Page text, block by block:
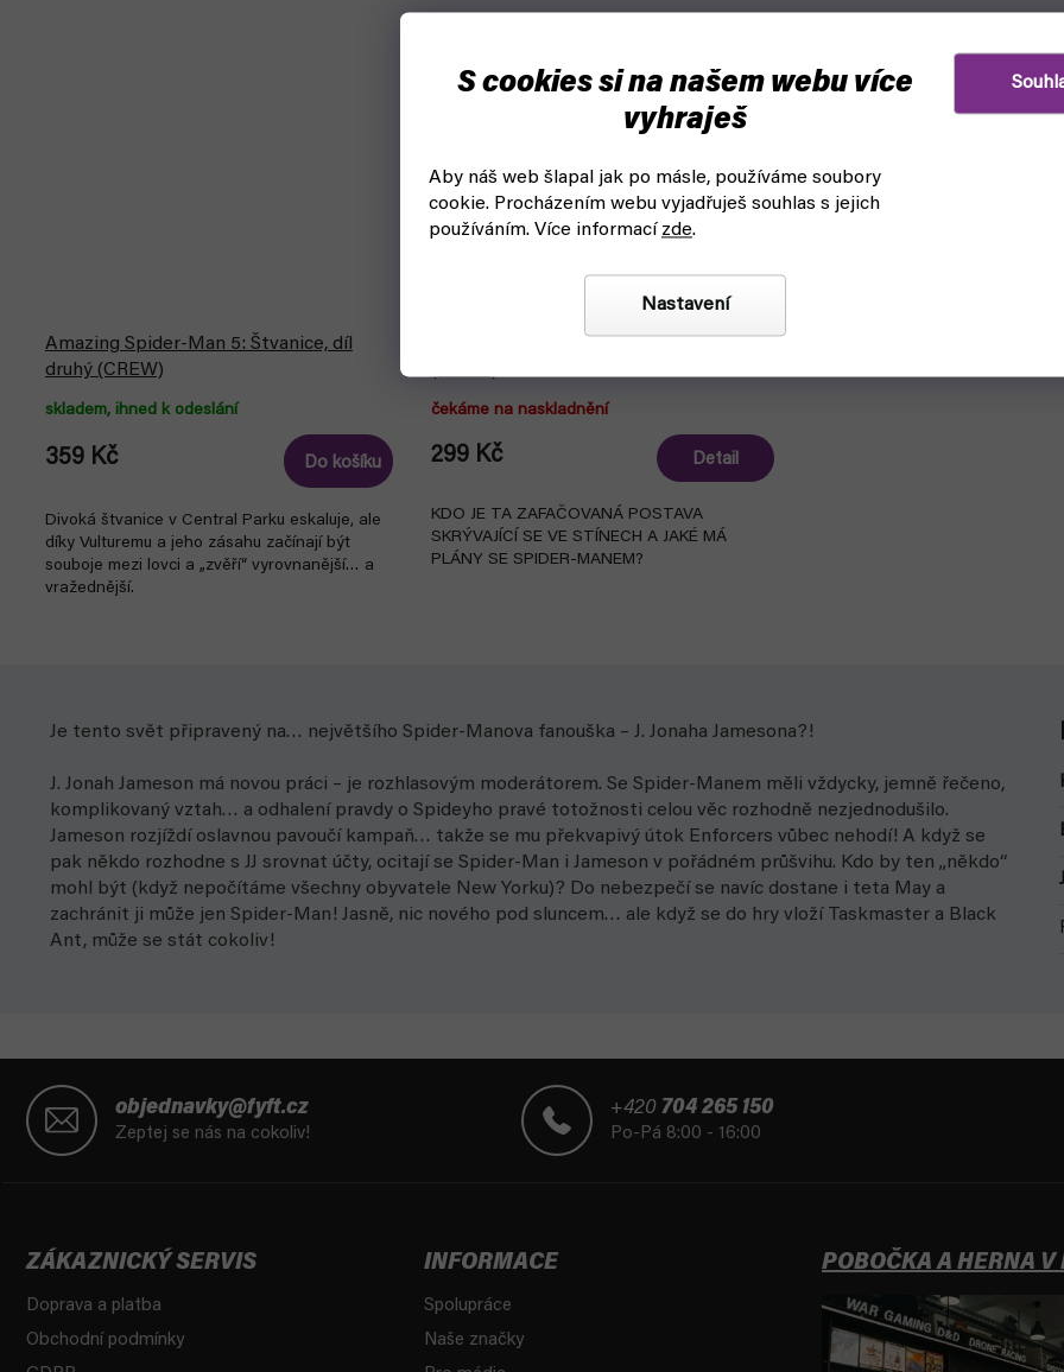
S cookies si na našem webu více
vyhraješ
Aby náš web šlapal jak po másle, používáme soubory
cookie. Procházením webu vyjadřuješ souhlas s jejich
používáním. Více informací zde.
Nastavení
Amazing Spider-Man 5: Štvanice, díl
druhý (CREW)
skladem, ihned k odeslání
359 Kč Do košíku
Divoká štvanice v Central Parku eskaluje, ale
díky Vulturemu a jeho zásahu začínají být
souboje mezi lovci a „zvěří“ vyrovnanější… a
vražednější.
čekáme na naskladnění
299 Kč Detail
KDO JE TA ZAFAČOVANÁ POSTAVA
SKRÝVAJÍCÍ SE VE STÍNECH A JAKÉ MÁ
PLÁNY SE SPIDER-MANEM?
Je tento svět připravený na… největšího Spider-Manova fanouška – J. Jonaha Jamesona?!
J. Jonah Jameson má novou práci – je rozhlasovým moderátorem. Se Spider-Manem měli vždycky, jemně řečeno,
komplikovaný vztah… a odhalení pravdy o Spideyho pravé totožnosti celou věc rozhodně nezjednodušilo.
Jameson rozjíždí oslavnou pavoučí kampaň… takže se mu překvapivý útok Enforcers vůbec nehodí! A když se
pak někdo rozhodne s JJ srovnat účty, ocitají se Spider-Man i Jameson v pořádném průšvihu. Kdo by ten „někdo“
mohl být (když nepočítáme všechny obyvatele New Yorku)? Do nebezpečí se navíc dostane i teta May a
zachránit ji může jen Spider-Man! Jasně, nic nového pod sluncem… ale když se do hry vloží Taskmaster a Black
Ant, může se stát cokoliv!
objednavky@fyft.cz
Zeptej se nás na cokoliv!
+420 704 265 150
Po-Pá 8:00 - 16:00
ZÁKAZNICKÝ SERVIS
Doprava a platba
Obchodní podmínky
INFORMACE
Spolupráce
Naše značky
POBOČKA A HERNA V